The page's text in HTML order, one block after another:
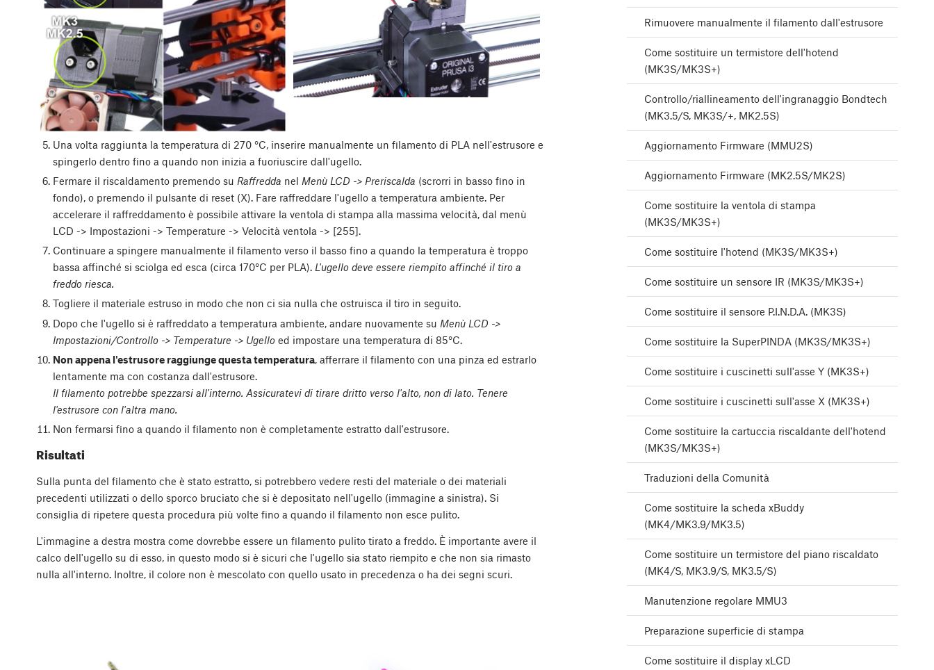
Una volta raggiunta la temperatura di 270 °C, inserire manualmente un filamento di PLA nell'estrusore e
spingerlo dentro fino a quando non inizia a fuoriuscire dall'ugello.
Fermare il riscaldamento premendo su Raffredda nel Menù LCD -> Preriscalda (scrorri in basso fino in
fondo), o premendo il pulsante di reset (X). Fare raffreddare l'ugello a temperatura ambiente. Per
accelerare il raffreddamento è possibile attivare la ventola di stampa alla massima velocità, dal menù
LCD -> Impostazioni -> Temperature -> Velocità ventola -> [255].
Continuare a spingere manualmente il filamento verso il basso fino a quando la temperatura è troppo
bassa affinché si sciolga ed esca (circa 170°C per PLA). L'ugello deve essere riempito affinché il tiro a
freddo riesca.
Togliere il materiale estruso in modo che non ci sia nulla che ostruisca il tiro in seguito.
Dopo che l'ugello si è raffreddato a temperatura ambiente, andare nuovamente su Menù LCD ->
Impostazioni/Controllo -> Temperature -> Ugelloed impostare una temperatura di 85°C.
Non appena l'estrusore raggiunge questa temperatura, afferrare il filamento con una pinza ed estrarlo
lentamente ma con costanza dall'estrusore.
Il filamento potrebbe spezzarsi all'interno. Assicuratevi di tirare dritto verso l'alto, non di lato. Tenere
l'estrusore con l'altra mano.
Non fermarsi fino a quando il filamento non è completamente estratto dall'estrusore.
Risultati
Sulla punta del filamento che è stato estratto, si potrebbero vedere resti del materiale o dei materiali
precedenti utilizzati o dello sporco bruciato che si è depositato nell'ugello (immagine a sinistra). Si
consiglia di ripetere questa procedura più volte fino a quando il filamento non esce pulito.
L'immagine a destra mostra come dovrebbe essere un filamento pulito tirato a freddo. È importante avere il
calco dell'ugello su di esso, in questo modo si è sicuri che l'ugello sia stato riempito e che non sia rimasto
nulla all'interno. Inoltre, il colore non è mescolato con quello usato in precedenza o ha dei segni scuri.
Rimuovere manualmente il filamento dall'estrusore
Come sostituire un termistore dell'hotend
(MK3S/MK3S+)
Controllo/riallineamento dell'ingranaggio Bondtech
(MK3.5/S, MK3S/+, MK2.5S)
Aggiornamento Firmware (MMU2S)
Aggiornamento Firmware (MK2.5S/MK2S)
Come sostituire la ventola di stampa
(MK3S/MK3S+)
Come sostituire l'hotend (MK3S/MK3S+)
Come sostituire un sensore IR (MK3S/MK3S+)
Come sostituire il sensore P.I.N.D.A. (MK3S)
Come sostituire la SuperPINDA (MK3S/MK3S+)
Come sostituire i cuscinetti sull'asse Y (MK3S+)
Come sostituire i cuscinetti sull'asse X (MK3S+)
Come sostituire la cartuccia riscaldante dell'hotend
(MK3S/MK3S+)
Traduzioni della Comunità
Come sostituire la scheda xBuddy
(MK4/MK3.9/MK3.5)
Come sostituire un termistore del piano riscaldato
(MK4/S, MK3.9/S, MK3.5/S)
Manutenzione regolare MMU3
Preparazione superficie di stampa
Come sostituire il display xLCD